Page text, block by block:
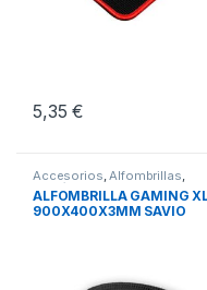
5,35€
Accesorios,Alfombrillas,
Periféricos
ALFOMBRILLA GAMING
900X400X3MM SAVIO